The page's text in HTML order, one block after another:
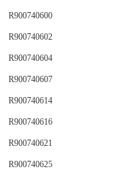
R900740600
R900740602
R900740604
R900740607
R900740614
R900740616
R900740621
R900740625